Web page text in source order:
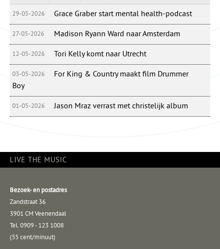
29-05-2026 Grace Graber start mental health-podcast
27-05-2026 Madison Ryann Ward naar Amsterdam
12-05-2026 Tori Kelly komt naar Utrecht
03-05-2026
For King & Country maakt film Drummer
Boy
01-05-2026 Jason Mraz verrast met christelijk album
LIVE THE MUSIC
Bezoek- en postadres
Zandstraat 36
3901 CM Veenendaal
Tel. 0909 - 123 1008
(55 cent/minuut)